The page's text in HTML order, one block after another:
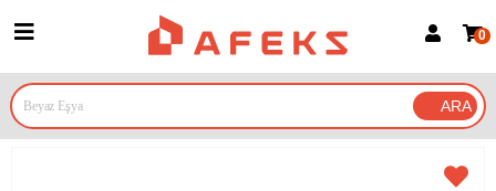
Google İle Bağlan
0